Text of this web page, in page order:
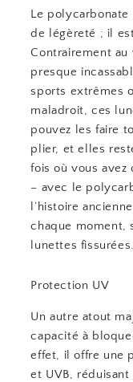
Le polycarbonate
de légèreté ; il
Contrairement
presque
sports extrêmes
maladroit, ces
pouvez les faire
plier, et elles
fois où vous
– avec le
l’histoire
chaque moment,
lunettes fissurées.
Protection UV
Un autre atout
capacité à
effet, il offre une
et UVB,